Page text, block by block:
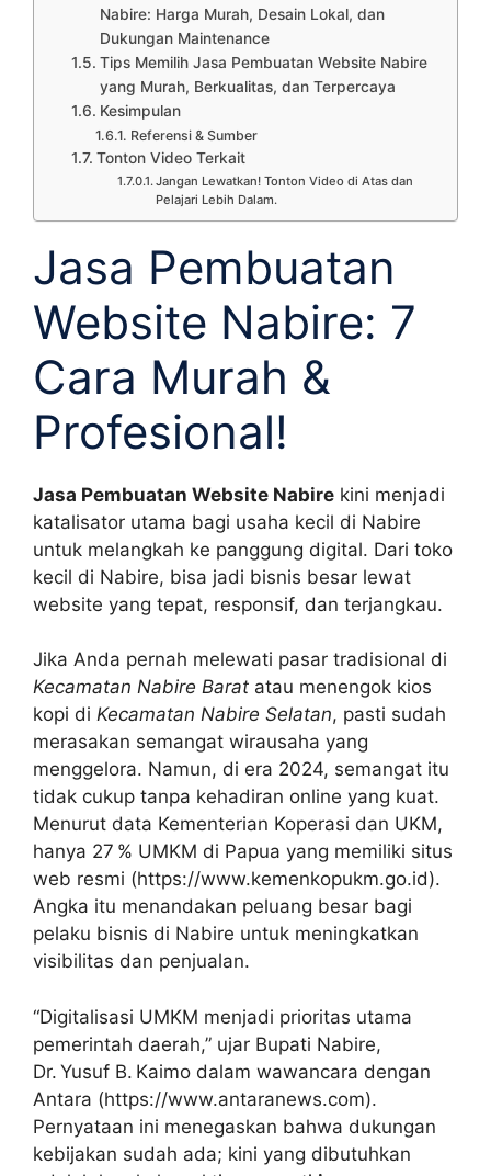
Nabire: Harga Murah, Desain Lokal, dan
Dukungan Maintenance
Tips Memilih Jasa Pembuatan Website Nabire
yang Murah, Berkualitas, dan Terpercaya
Kesimpulan
Referensi & Sumber
Tonton Video Terkait
Jangan Lewatkan! Tonton Video di Atas dan
Pelajari Lebih Dalam.
Jasa Pembuatan
Website Nabire: 7
Cara Murah &
Profesional!
Jasa Pembuatan Website Nabire kini menjadi
katalisator utama bagi usaha kecil di Nabire
untuk melangkah ke panggung digital. Dari toko
kecil di Nabire, bisa jadi bisnis besar lewat
website yang tepat, responsif, dan terjangkau.
Jika Anda pernah melewati pasar tradisional di
Kecamatan Nabire Barat atau menengok kios
kopi di Kecamatan Nabire Selatan, pasti sudah
merasakan semangat wirausaha yang
menggelora. Namun, di era 2024, semangat itu
tidak cukup tanpa kehadiran online yang kuat.
Menurut data Kementerian Koperasi dan UKM,
hanya 27 % UMKM di Papua yang memiliki situs
web resmi (https://www.kemenkopukm.go.id).
Angka itu menandakan peluang besar bagi
pelaku bisnis di Nabire untuk meningkatkan
visibilitas dan penjualan.
“Digitalisasi UMKM menjadi prioritas utama
pemerintah daerah,” ujar Bupati Nabire,
Dr. Yusuf B. Kaimo dalam wawancara dengan
Antara (https://www.antaranews.com).
Pernyataan ini menegaskan bahwa dukungan
kebijakan sudah ada; kini yang dibutuhkan